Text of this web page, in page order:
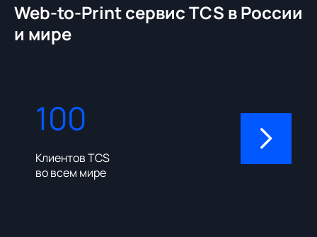
Web-to-Print сервис TCS в России
и мире
100
Клиентов TCS
во всем мире
310